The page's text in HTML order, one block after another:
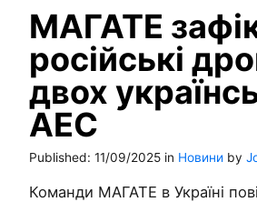
c
o
n
t
e
n
t
МАГАТЕ
російські
двох
АЕС
Published: 11/09/2025 in Новини by
Команди МАГАТЕ в Україні